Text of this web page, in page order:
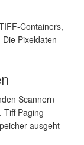
Containers,
Pixeldaten
Scannern
Tiff Paging
ausgeht